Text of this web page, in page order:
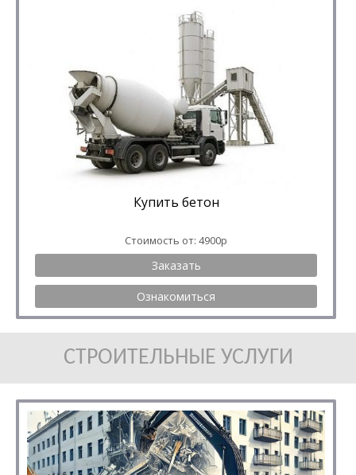
Купить бетон
Стоимость от: 4900р
Заказать
Ознакомиться
СТРОИТЕЛЬНЫЕ УСЛУГИ